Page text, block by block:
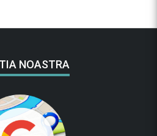
NOASTRA